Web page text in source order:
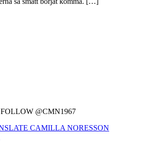
@CMN1967
CAMILLA NORESSON